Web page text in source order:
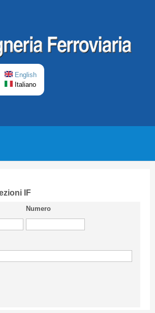
English
Italiano
IF
Numero